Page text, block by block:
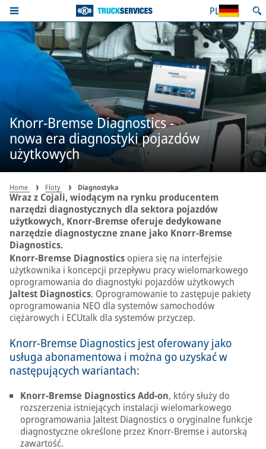
PL
Knorr-Bremse Diagnostics -
nowa era diagnostyki pojazdów
użytkowych
Home Floty Diagnostyka
Wraz z Cojali, wiodącym na rynku producentem
narzędzi diagnostycznych dla sektora pojazdów
użytkowych, Knorr-Bremse oferuje dedykowane
narzędzie diagnostyczne znane jako Knorr-Bremse
Diagnostics.
Knorr-Bremse Diagnosticsopiera się na interfejsie
użytkownika i koncepcji przepływu pracy wielomarkowego
oprogramowania do diagnostyki pojazdów użytkowych
Jaltest Diagnostics. Oprogramowanie to zastępuje pakiety
oprogramowania NEO dla systemów samochodów
ciężarowych i ECUtalk dla systemów przyczep.
Knorr-Bremse Diagnostics jest oferowany jako
usługa abonamentowa i można go uzyskać w
następujących wariantach:
Knorr-Bremse Diagnostics Add-on, który służy do
rozszerzenia istniejących instalacji wielomarkowego
oprogramowania Jaltest Diagnostics o oryginalne funkcje
diagnostyczne określone przez Knorr-Bremse i autorską
zawartość.